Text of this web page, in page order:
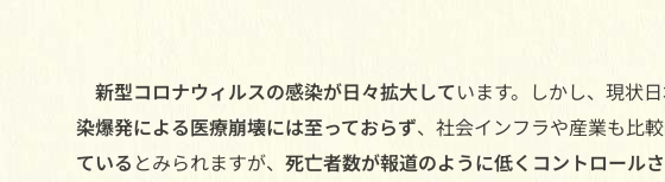
新型コロナウィルスの感染が日々拡大しています。しかし、現状
染爆発による医療崩壊には至っておらず、社会インフラや産業も比較
ている とみられますが、 死亡者数が報道のように低くコントロール